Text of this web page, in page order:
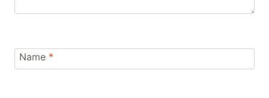
Name *